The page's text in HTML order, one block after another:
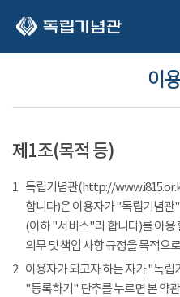
이
제1조(목적 등)
1 독립기념관(http://
합니다)은 이용자가 "독립기념관
(이하 "서비스"라 합니다)를 이용
의무 및 책임 사항 규정을 목적으
2 이용자가 되고자 하는 자가 "독립
"등록하기" 단추를 누르면 본 약